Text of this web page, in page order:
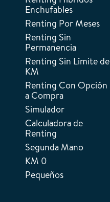
Enchufables
Renting Por Meses
Renting Sin
Permanencia
Renting Sin Límite de
KM
Renting Con Opción
a Compra
Simulador
Calculadora de
Renting
Segunda Mano
KM 0
Pequeños